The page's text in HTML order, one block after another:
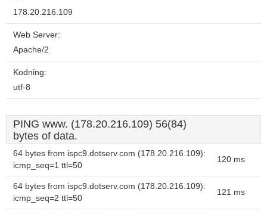
178.20.216.109
Web Server:
Apache/2
Kodning:
utf-8
PING www. (178.20.216.109) 56(84)
bytes of data.
64 bytes from ispc9.dotserv.com (178.20.216.109):
icmp_seq=1 ttl=50
120 ms
64 bytes from ispc9.dotserv.com (178.20.216.109):
icmp_seq=2 ttl=50
121 ms